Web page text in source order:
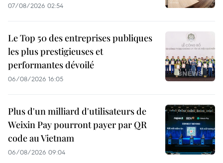
07/08/2026 02:54
Le Top 50 des entreprises publiques
les plus prestigieuses et
performantes dévoilé
06/08/2026 16:05
Plus d'un milliard d'utilisateurs de
Weixin Pay pourront payer par QR
code au Vietnam
06/08/2026 09:04